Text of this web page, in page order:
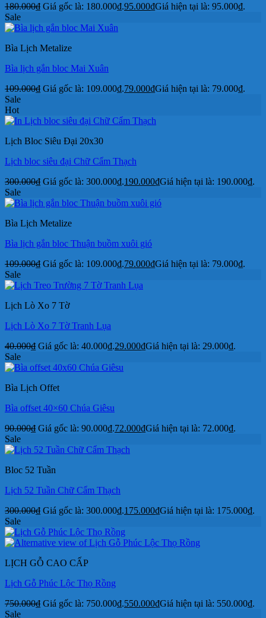
180.000₫ Giá gốc là: 180.000₫.95.000₫Giá hiện tại là: 95.000₫.
Sale
Bìa Lịch Metalize
Bìa lịch gắn bloc Mai Xuân
109.000₫ Giá gốc là: 109.000₫.79.000₫Giá hiện tại là: 79.000₫.
Sale
Hot
Lịch Bloc Siêu Đại 20x30
Lịch bloc siêu đại Chữ Cẩm Thạch
300.000₫ Giá gốc là: 300.000₫.190.000₫Giá hiện tại là: 190.000₫.
Sale
Bìa Lịch Metalize
Bìa lịch gắn bloc Thuận buồm xuôi gió
109.000₫ Giá gốc là: 109.000₫.79.000₫Giá hiện tại là: 79.000₫.
Sale
Lịch Lò Xo 7 Tờ
Lịch Lò Xo 7 Tờ Tranh Lụa
40.000₫ Giá gốc là: 40.000₫.29.000₫Giá hiện tại là: 29.000₫.
Sale
Bìa Lịch Offet
Bìa offset 40×60 Chúa Giêsu
90.000₫ Giá gốc là: 90.000₫.72.000₫Giá hiện tại là: 72.000₫.
Sale
Bloc 52 Tuần
Lịch 52 Tuần Chữ Cẩm Thạch
300.000₫ Giá gốc là: 300.000₫.175.000₫Giá hiện tại là: 175.000₫.
Sale
LỊCH GỖ CAO CẤP
Lịch Gỗ Phúc Lộc Thọ Rồng
750.000₫ Giá gốc là: 750.000₫.550.000₫Giá hiện tại là: 550.000₫.
Sale